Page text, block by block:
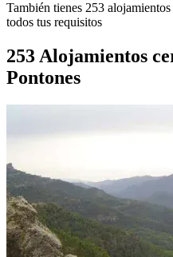
También tienes 253
todos tus requisitos
253 Alojamientos
Pontones